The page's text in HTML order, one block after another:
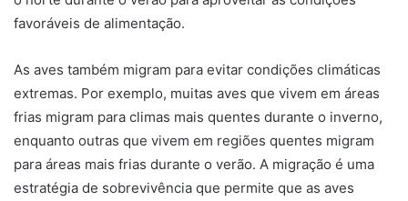
favoráveis de alimentação.
As aves também migram para evitar condições climáticas
extremas. Por exemplo, muitas aves que vivem em áreas
frias migram para climas mais quentes durante o inverno,
enquanto outras que vivem em regiões quentes migram
para áreas mais frias durante o verão. A migração é uma
estratégia de sobrevivência que permite que as aves